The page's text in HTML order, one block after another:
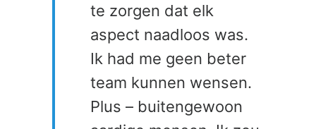
te zorgen dat elk
aspect naadloos was.
Ik had me geen beter
team kunnen wensen.
Plus – buitengewoon